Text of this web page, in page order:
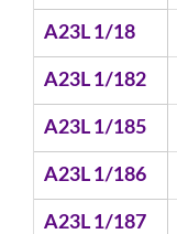
A23L 1/18
A23L 1/182
A23L 1/185
A23L 1/186
A23L 1/187